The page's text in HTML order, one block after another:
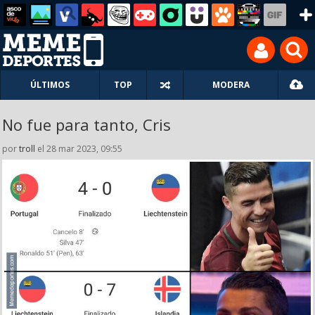
ÚLTIMOS TOP MODERA
No fue para tanto, Cris
portroll el 28 mar 2023, 09:55